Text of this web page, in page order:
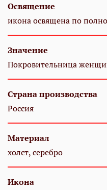
Освящение
икона освящена по
Значение
Покровительница
Страна производства
Россия
Материал
холст, серебро
Икона